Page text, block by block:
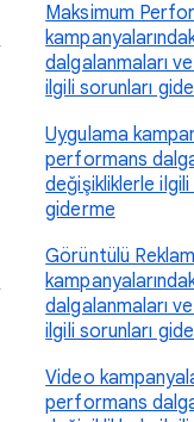
Maksimum
dalgalanmaları
ilgili sorunları
Uygulama
performans
değişikliklerle ilgili
giderme
Görüntülü Reklam
dalgalanmaları
ilgili sorunları
Video
performans